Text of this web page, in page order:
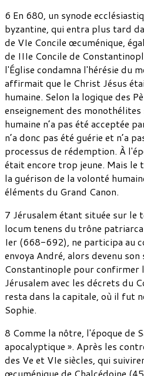
6 En 680, un synode
byzantine, qui entra plus tard
de VIe Concile œcuménique,
de IIIe Concile de
l'Église condamna l'hérésie du
affirmait que le Christ Jésus
humaine. Selon la logique des
enseignement des
humaine n’a pas été acceptée
n’a donc pas été guérie et n’a
processus de rédemption. À
était encore trop jeune. Mais le
la guérison de la volonté
éléments du Grand Canon.
7 Jérusalem étant située sur
locum tenens du trône
Ier (668-692), ne participa au
envoya André, alors devenu
Constantinople pour confirmer
Jérusalem avec les décrets du
resta dans la capitale, où il fut
Sophie.
8 Comme la nôtre, l'époque de
apocalyptique ». Après les
des Ve et VIe siècles, qui